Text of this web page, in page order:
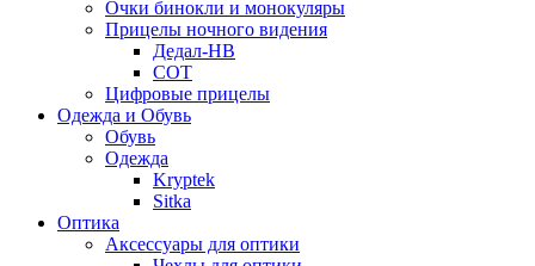
Очки бинокли и монокуляры
Прицелы ночного видения
Дедал-НВ
СОТ
Цифровые прицелы
Одежда и Обувь
Обувь
Одежда
Kryptek
Sitka
Оптика
Аксессуары для оптики